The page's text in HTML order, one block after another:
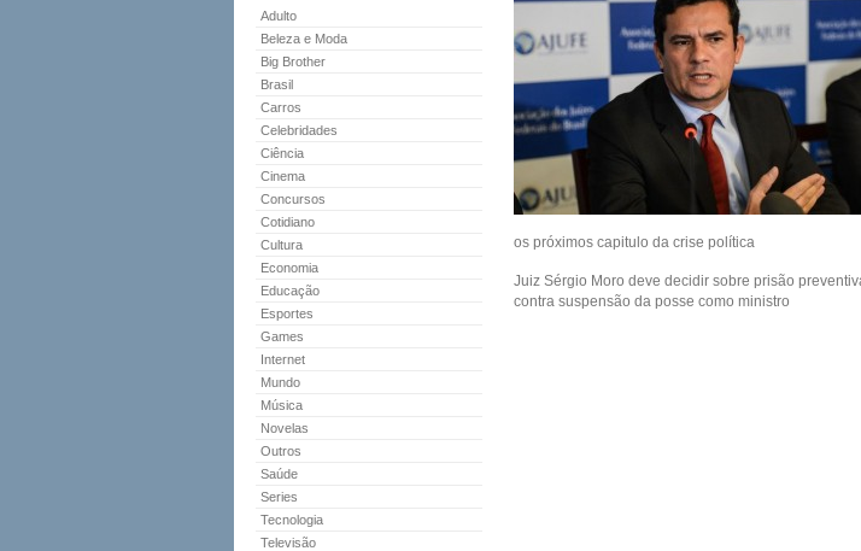
Adulto
Beleza e Moda
Big Brother
Brasil
Carros
Celebridades
Ciência
Cinema
Concursos
Cotidiano
Cultura
Economia
Educação
Esportes
Games
Internet
Mundo
Música
Novelas
Outros
Saúde
Series
Tecnologia
Televisão
os próximos capitulo da crise política
Juiz Sérgio Moro deve decidir sobre prisão
contra suspensão da posse como ministro